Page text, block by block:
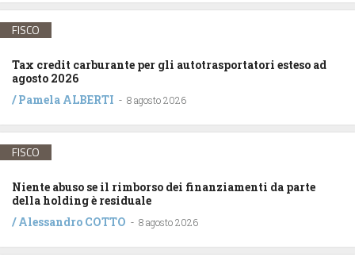
FISCO
Tax credit carburante per gli autotrasportatori esteso ad
agosto 2026
/Pamela ALBERTI - 8 agosto 2026
FISCO
Niente abuso se il rimborso dei finanziamenti da parte
della holding è residuale
/Alessandro COTTO - 8 agosto 2026